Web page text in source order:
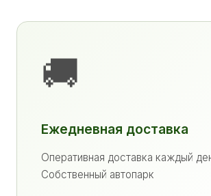
🚚
Ежедневная доставка
Оперативная доставка каждый
Собственный автопарк